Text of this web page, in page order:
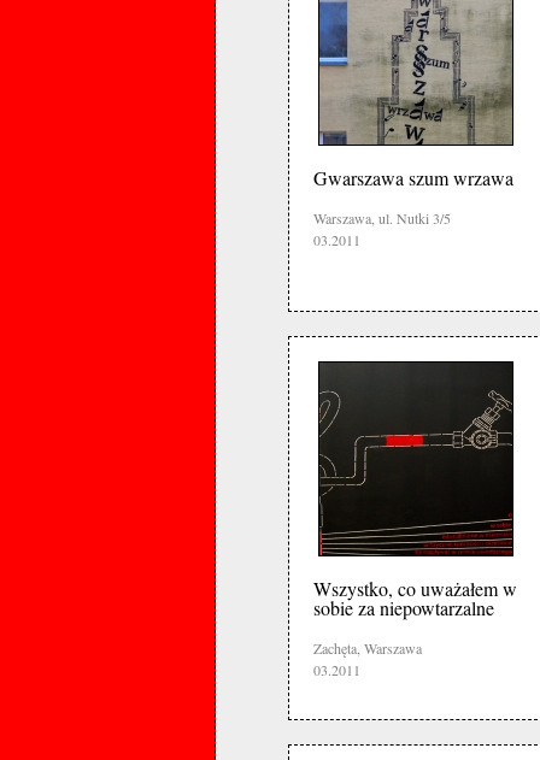
Gwarszawa szum wrzawa
Warszawa, ul. Nutki 3/5
03.2011
Wszystko, co uważałem w
sobie za niepowtarzalne
Zachęta, Warszawa
03.2011